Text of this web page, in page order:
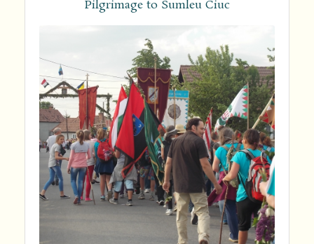
Pilgrimage to Sumleu Ciuc